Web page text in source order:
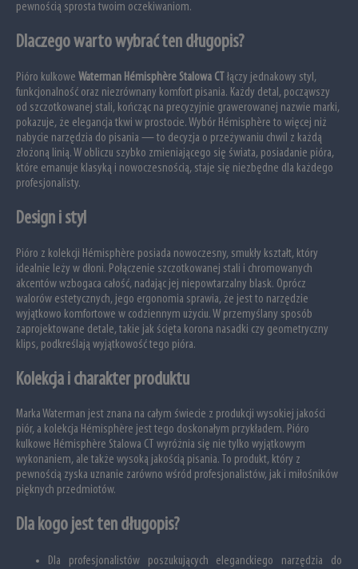
pewnością sprosta twoim oczekiwaniom.
Dlaczego warto wybrać ten długopis?
Pióro kulkowe Waterman Hémisphère Stalowa CT łączy jednakowy styl,
funkcjonalność oraz niezrównany komfort pisania. Każdy detal, począwszy
od szczotkowanej stali, kończąc na precyzyjnie grawerowanej nazwie marki,
pokazuje, że elegancja tkwi w prostocie. Wybór Hémisphère to więcej niż
nabycie narzędzia do pisania — to decyzja o przeżywaniu chwil z każdą
złożoną linią. W obliczu szybko zmieniającego się świata, posiadanie pióra,
które emanuje klasyką i nowoczesnością, staje się niezbędne dla każdego
profesjonalisty.
Design i styl
Pióro z kolekcji Hémisphère posiada nowoczesny, smukły kształt, który
idealnie leży w dłoni. Połączenie szczotkowanej stali i chromowanych
akcentów wzbogaca całość, nadając jej niepowtarzalny blask. Oprócz
walorów estetycznych, jego ergonomia sprawia, że jest to narzędzie
wyjątkowo komfortowe w codziennym użyciu. W przemyślany sposób
zaprojektowane detale, takie jak ścięta korona nasadki czy geometryczny
klips, podkreślają wyjątkowość tego pióra.
Kolekcja i charakter produktu
Marka Waterman jest znana na całym świecie z produkcji wysokiej jakości
piór, a kolekcja Hémisphère jest tego doskonałym przykładem. Pióro
kulkowe Hémisphère Stalowa CT wyróżnia się nie tylko wyjątkowym
wykonaniem, ale także wysoką jakością pisania. To produkt, który z
pewnością zyska uznanie zarówno wśród profesjonalistów, jak i miłośników
pięknych przedmiotów.
Dla kogo jest ten długopis?
Dla profesjonalistów poszukujących eleganckiego narzędzia do